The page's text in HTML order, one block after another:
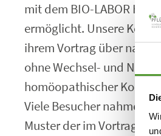
mit dem BIO-LABOR
ermöglicht. Unsere
ihrem Vortrag über
ohne Wechsel- und
homöopathischer
Viele Besucher nahmen
Muster der im Vortrag